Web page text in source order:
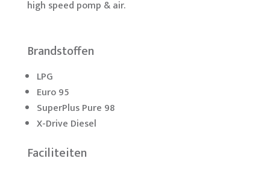
high speed pomp & air.
Brandstoffen
LPG
Euro 95
SuperPlus Pure 98
X-Drive Diesel
Faciliteiten